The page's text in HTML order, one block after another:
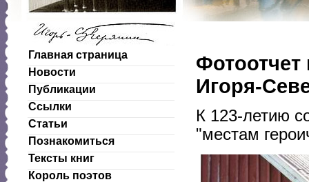
Главная страница
Новости
Публикации
Ссылки
Статьи
Познакомиться
Тексты книг
Король поэтов
Игоря-
К 123-летию
"местам